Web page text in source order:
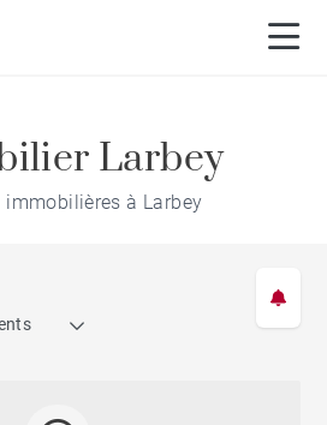
Larbey
immobilières à Larbey